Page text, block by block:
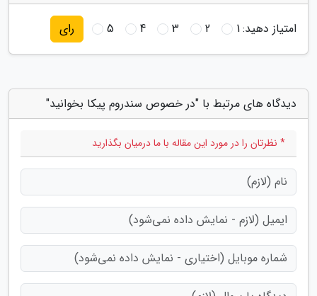
امتیاز دهید:1
2
3
4
5 رای
دیدگاه های مرتبط با "در خصوص سندروم پیکا بخوانید"
* نظرتان را در مورد این مقاله با ما درمیان بگذارید